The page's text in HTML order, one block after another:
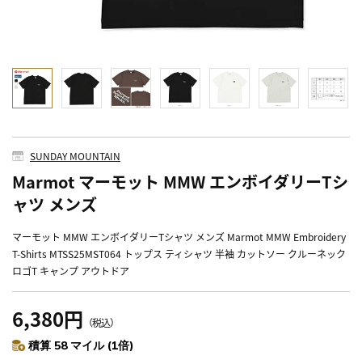
SUNDAY MOUNTAIN
Marmot マーモット MMW エンボイダリーTシ
ャツ メンズ
マーモット MMW エンボイダリーTシャツ メンズ Marmot MMW Embroidery
T-Shirts MTSS25MST064 トップス ティシャツ 半袖 カットソー クルーネック
ロゴT キャンプ アウトドア
6,380円 （税込）
積算 58 マイル (1倍)